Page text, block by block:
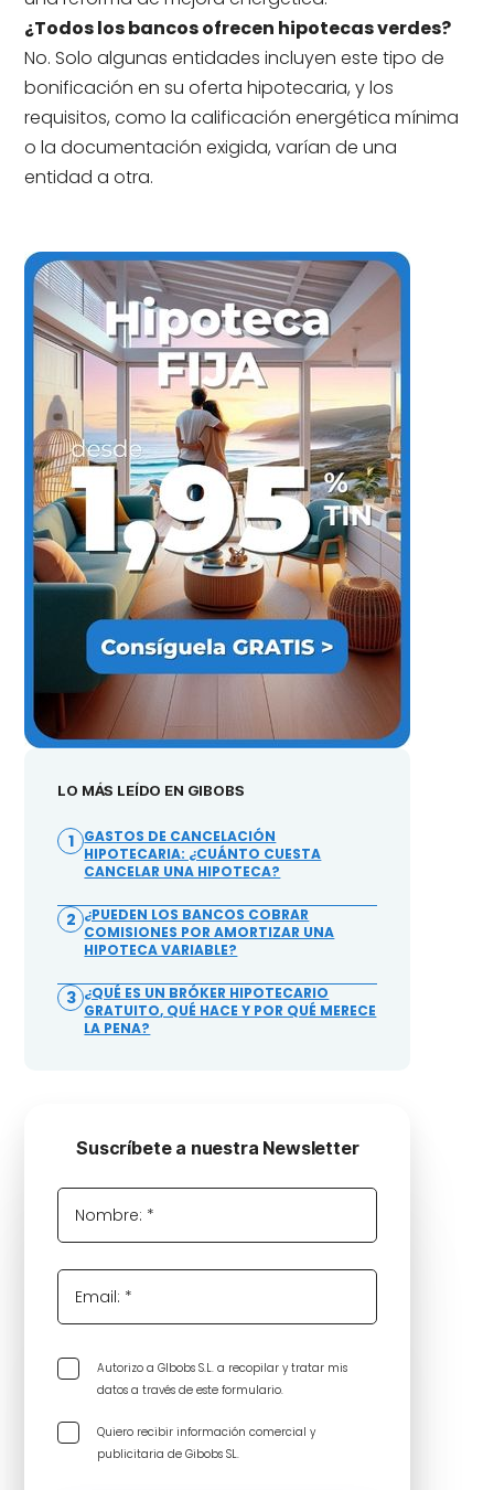
¿Todos los bancos ofrecen hipotecas verdes?
No. Solo algunas entidades incluyen este tipo de
bonificación en su oferta hipotecaria, y los
requisitos, como la calificación energética mínima
o la documentación exigida, varían de una
entidad a otra.
LO MÁS LEÍDO EN GIBOBS
1 GASTOS DE CANCELACIÓN
HIPOTECARIA: ¿CUÁNTO CUESTA
CANCELAR UNA HIPOTECA?
2 ¿PUEDEN LOS BANCOS COBRAR
COMISIONES POR AMORTIZAR UNA
HIPOTECA VARIABLE?
3 ¿QUÉ ES UN BRÓKER HIPOTECARIO
GRATUITO, QUÉ HACE Y POR QUÉ MERECE
LA PENA?
Suscríbete a nuestra Newsletter
Nombre: *
Email: *
Autorizo a GIbobs S.L. a recopilar y tratar mis
datos a través de este formulario.
Quiero recibir información comercial y
publicitaria de Gibobs SL.